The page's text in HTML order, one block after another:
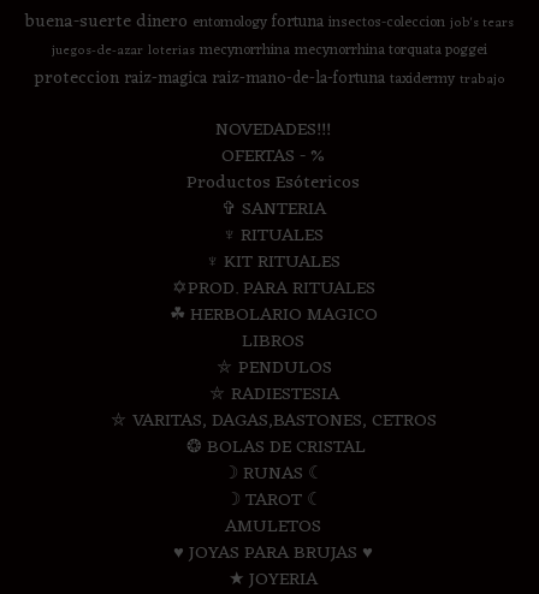
buena-suertedinero entomologyfortunainsectos-coleccion job's tears
juegos-de-azar loterias mecynorrhinamecynorrhina torquata poggei
proteccion raiz-magica raiz-mano-de-la-fortunataxidermy trabajo
NOVEDADES!!!
OFERTAS - %
Productos Esótericos
✞ SANTERIA
♆ RITUALES
♆ KIT RITUALES
✡PROD. PARA RITUALES
☘ HERBOLARIO MAGICO
LIBROS
⛤ PENDULOS
⛤ RADIESTESIA
⛤ VARITAS, DAGAS,BASTONES, CETROS
❂ BOLAS DE CRISTAL
☽ RUNAS ☾
☽ TAROT ☾
AMULETOS
♥ JOYAS PARA BRUJAS ♥
★ JOYERIA